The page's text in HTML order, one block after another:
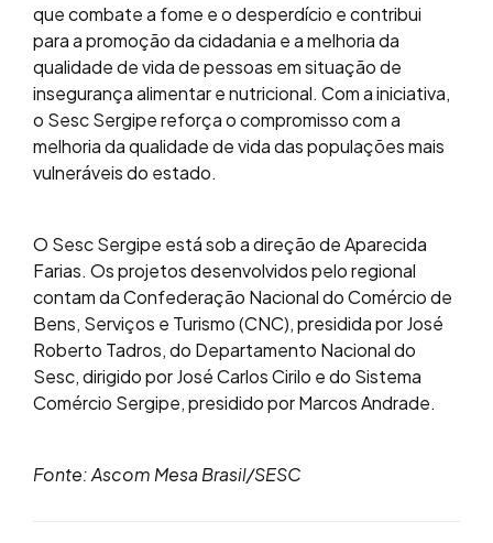
que combate a fome e o desperdício e contribui
para a promoção da cidadania e a melhoria da
qualidade de vida de pessoas em situação de
insegurança alimentar e nutricional. Com a iniciativa,
o Sesc Sergipe reforça o compromisso com a
melhoria da qualidade de vida das populações mais
vulneráveis do estado.
O Sesc Sergipe está sob a direção de Aparecida
Farias. Os projetos desenvolvidos pelo regional
contam da Confederação Nacional do Comércio de
Bens, Serviços e Turismo (CNC), presidida por José
Roberto Tadros, do Departamento Nacional do
Sesc, dirigido por José Carlos Cirilo e do Sistema
Comércio Sergipe, presidido por Marcos Andrade.
Fonte: Ascom Mesa Brasil/SESC